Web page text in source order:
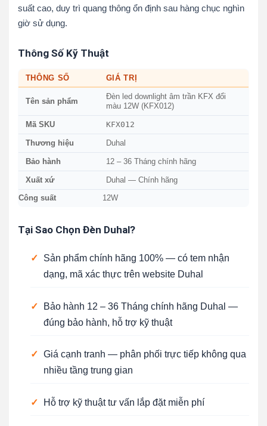
suất cao, duy trì quang thông ổn định sau hàng chục nghìn
giờ sử dụng.
Thông Số Kỹ Thuật
THÔNG SỐ GIÁ TRỊ
Tên sản phẩm
Đèn led downlight âm trần KFX đổi
màu 12W (KFX012)
Mã SKU KFX012
Thương hiệu Duhal
Bảo hành 12 – 36 Tháng chính hãng
Xuất xứ Duhal — Chính hãng
Công suất 12W
Tại Sao Chọn Đèn Duhal?
✓
Sản phẩm chính hãng 100% — có tem nhận
dạng, mã xác thực trên website Duhal
✓
Bảo hành 12 – 36 Tháng chính hãng Duhal —
đúng bảo hành, hỗ trợ kỹ thuật
✓ Giá cạnh tranh — phân phối trực tiếp không qua
nhiều tầng trung gian
✓ Hỗ trợ kỹ thuật tư vấn lắp đặt miễn phí